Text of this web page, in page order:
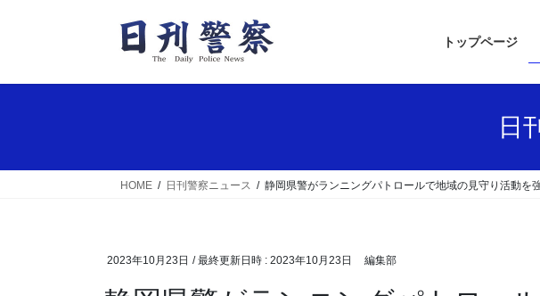
トップページ
日
HOME 日刊警察ニュース 静岡県警がランニングパトロールで地域の見守り活動を
2023年10月23日 / 最終更新日時 : 2023年10月23日 編集部